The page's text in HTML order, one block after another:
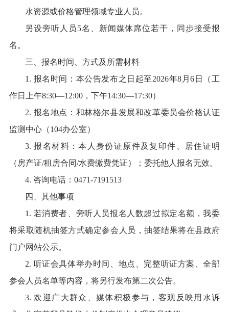
水资源或价格管理领域专业人员。
另设旁听人员5名、新闻媒体席位若干，同步接受报
名。
三、报名时间、方式及所需材料
1. 报名时间：本公告发布之日起至2026年8月6日（工
作日上午8:30—12:00，下午14:30—17:30）
2. 报名地点：和林格尔县发展和改革委员会价格认证
监测中心（104办公室）
3. 报名材料：本人身份证原件及复印件、居住证明
（房产证/租房合同/水费缴费凭证）；委托他人报名无效。
4. 咨询电话：0471-7191513
四、其他事项
1. 若消费者、旁听人员报名人数超过拟定名额，我委
将采取随机抽签方式确定参会人员，抽签结果将在县政府
门户网站公示。
2. 听证会具体举办时间、地点、完整听证方案、全部
参会人员名单等内容，将另行发布第二次公告。
3. 欢迎广大群众、媒体积极参与，客观反映用水诉